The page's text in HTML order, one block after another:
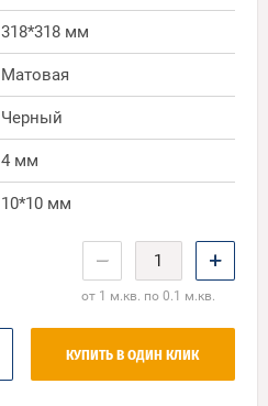
318*318 мм
Матовая
Черный
4 мм
10*10 мм
− +
от 1 м.кв. по 0.1 м.кв.
КУПИТЬ В ОДИН КЛИК